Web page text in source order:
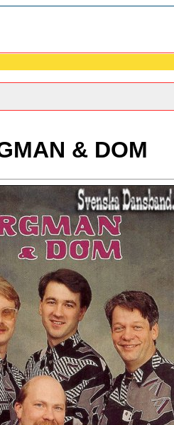
& DOM